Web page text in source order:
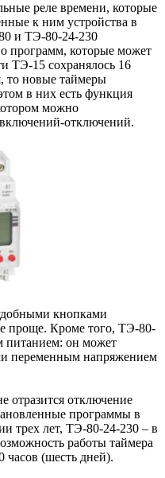
реле времени, которые
к ним устройства в
и ТЭ-80-24-230
программ, которые может
ТЭ-15 сохранялось 16
то новые таймеры
в них есть функция
можно
отключений.
кнопками
проще. Кроме того, ТЭ-80-
питанием: он может
переменным напряжением
отразится отключение
программы в
трех лет, ТЭ-80-24-230 – в
работы таймера
(шесть дней).